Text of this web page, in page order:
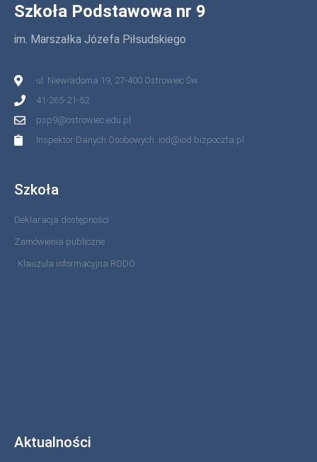
Szkoła Podstawowa nr 9
im. Marszałka Józefa Piłsudskiego
ul. Niewiadoma 19, 27-400 Ostrowiec Św.
41-265-21-52
psp9@ostrowiec.edu.pl
Inspektor Danych Osobowych: iod@iod.bizpoczta.pl
Szkoła
Deklaracja dostępności
Zamówienia publiczne
Klauzula informacyjna RODO
Aktualności